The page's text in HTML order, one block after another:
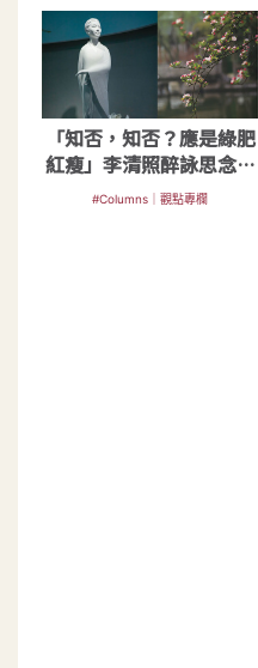
「知否，知否？應是綠肥
紅瘦」李清照醉詠思念傳
千年
#Columns｜觀點專欄